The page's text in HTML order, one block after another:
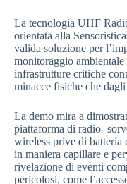
La tecnologia UHF
orientata alla
valida soluzione per
monitoraggio
infrastrutture critiche
minacce fisiche che
La demo mira a
piattaforma di radio-
wireless prive di batteria
in maniera capillare e
rivelazione di eventi
pericolosi, come